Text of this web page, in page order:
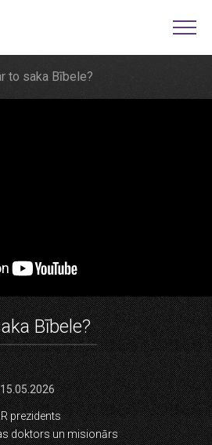
to saka Bībele?
Bībele?
prezidents
doktors un misionārs